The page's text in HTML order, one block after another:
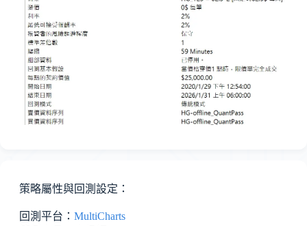
策略屬性與回測設定：
回測平台： MultiCharts